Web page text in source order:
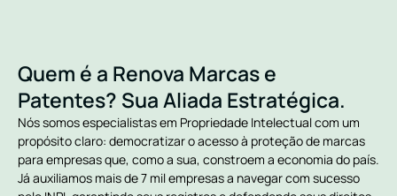
Quem é a Renova Marcas e
Patentes? Sua Aliada Estratégica.
Nós somos especialistas em Propriedade Intelectual com um
propósito claro: democratizar o acesso à proteção de marcas
para empresas que, como a sua, constroem a economia do país.
Já auxiliamos mais de 7 mil empresas a navegar com sucesso